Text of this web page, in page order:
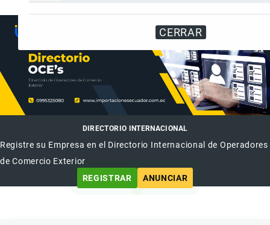
CERRAR
DIRECTORIO INTERNACIONAL
Registre su Empresa en el Directorio Internacional de Operadores
de Comercio Exterior
REGISTRAR
ANUNCIAR